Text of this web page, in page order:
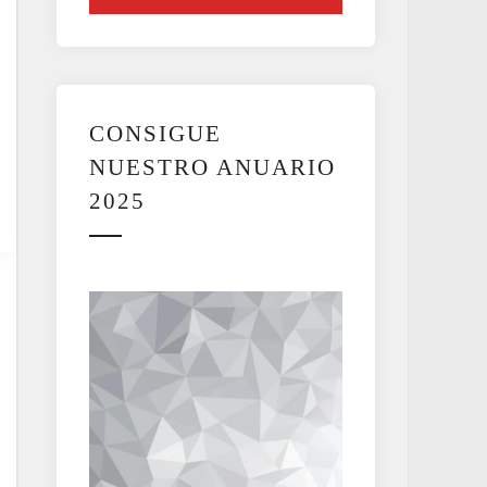
CONSIGUE
NUESTRO ANUARIO
2025